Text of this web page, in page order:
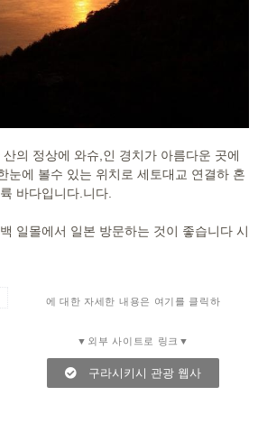
의 정상에 와슈,인 경치가 아름다운 곳에
눈에 볼수 있는 위치로 세토대교 연결하 혼
바다입니다.니다.
일몰에서 일본 방문하는 것이 좋습니다 시
에 대한 자세한 내용은 여기를 클릭하
▼외부 사이트로 링크▼
구라시키시 관광 웹사